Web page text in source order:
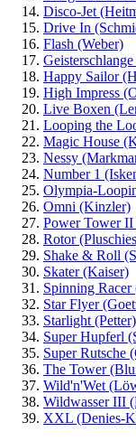
Disco-Jet
Drive In
Flash (Weber)
Happy Sailor
High Impress
Live Boxen
Looping the
Magic House
Nessy
Number 1
Olympia-
Omni (Kinzler)
Power Tower II
Rotor
Shake & Roll
Skater (Kaiser)
Spinning
Star Flyer
Starlight (Petter)
Super Hupferl
Super Rutsche
The Tower
Wild'n'Wet
Wildwasser III
XXL (Denies-